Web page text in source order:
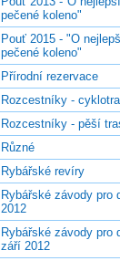
pečené koleno"
Pouť 2015 - "O
pečené koleno"
Přírodní rezervace
Rozcestníky -
Rozcestníky - pěší
Různé
Rybářské revíry
Rybářské závody pro
2012
Rybářské závody pro
září 2012